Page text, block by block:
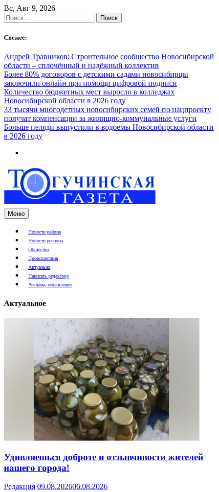
Skip
to
content
Вс, Авг 9, 2026
Найти:
Свежее:
Андрей Травников: Строительное сообщество Новосибирской
области – сплочённый и надёжный коллектив
Более 80% договоров с детскими садами новосибирцы
заключили онлайн при помощи цифровой подписи
Количество бюджетных мест выросло в колледжах
Новосибирской области в 2026 году
33 тысячи многодетных новосибирских семей по нацпроекту
получат компенсации за жилищно-коммунальные услуги
Больше пеляди выпустили в водоемы Новосибирской области
в 2026 году
Меню
Новости района
Новости региона
Общество
Происшествия
Актуально
Написать редактору
Реклама, объявления
Актуальное
Удивляешься доброте и отзывчивости жителей
нашего города!
Редакция 09.08.202606.08.2026